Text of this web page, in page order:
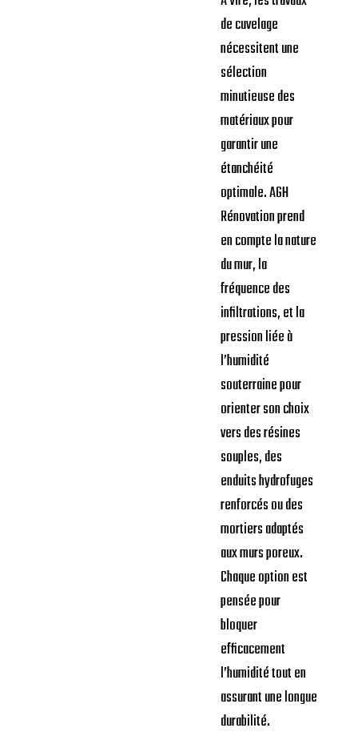
de cuvelage
nécessitent une
sélection
minutieuse des
matériaux pour
garantir une
étanchéité
optimale. AGH
Rénovation prend
en compte la nature
du mur, la
fréquence des
infiltrations, et la
pression liée à
l’humidité
souterraine pour
orienter son choix
vers des résines
souples, des
enduits hydrofuges
renforcés ou des
mortiers adaptés
aux murs poreux.
Chaque option est
pensée pour
bloquer
efficacement
l’humidité tout en
assurant une longue
durabilité.